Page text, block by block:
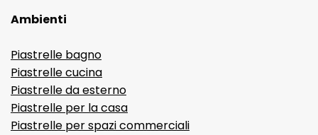
Ambienti
Piastrelle bagno
Piastrelle cucina
Piastrelle da esterno
Piastrelle per la casa
Piastrelle per spazi commerciali